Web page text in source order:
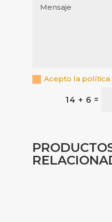
Acepto la política
14 + 6 =